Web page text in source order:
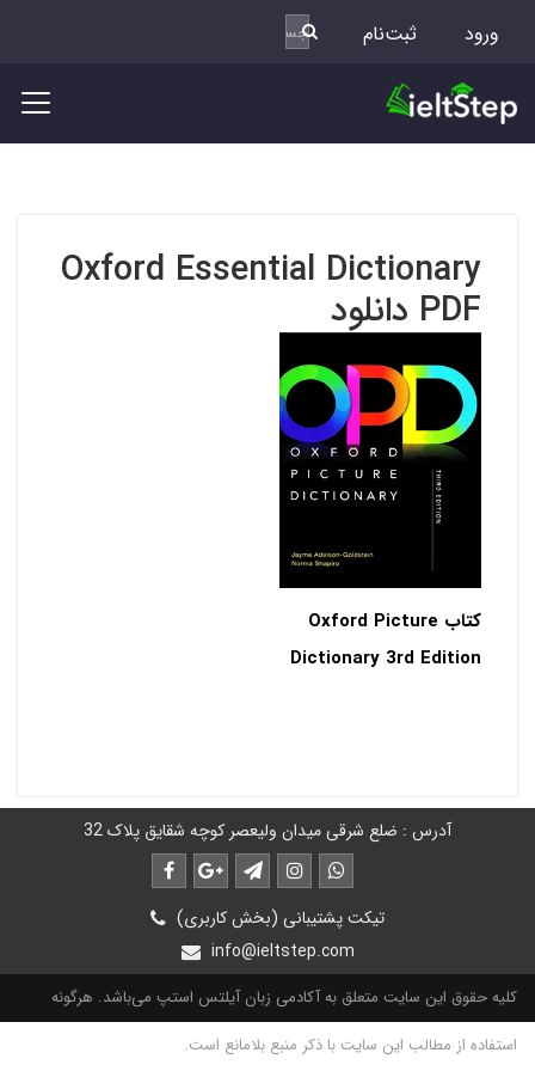
ورود ثبت‌نام
Oxford Essential Dictionary
PDF دانلود
کتاب Oxford Picture
Dictionary 3rd Edition
آدرس : ضلع شرقی میدان ولیعصر کوچه شقایق پلاک 32
تیکت پشتیبانی (بخش کاربری)
info@ieltstep.com
کلیه حقوق این سایت متعلق به آکادمی زبان آیلتس استپ می‌باشد. هرگونه
استفاده از مطالب این سایت با ذکر منبع بلامانع است.